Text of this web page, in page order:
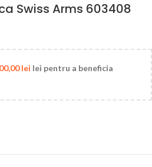
Swiss Arms 603408
lei lei pentru a beneficia